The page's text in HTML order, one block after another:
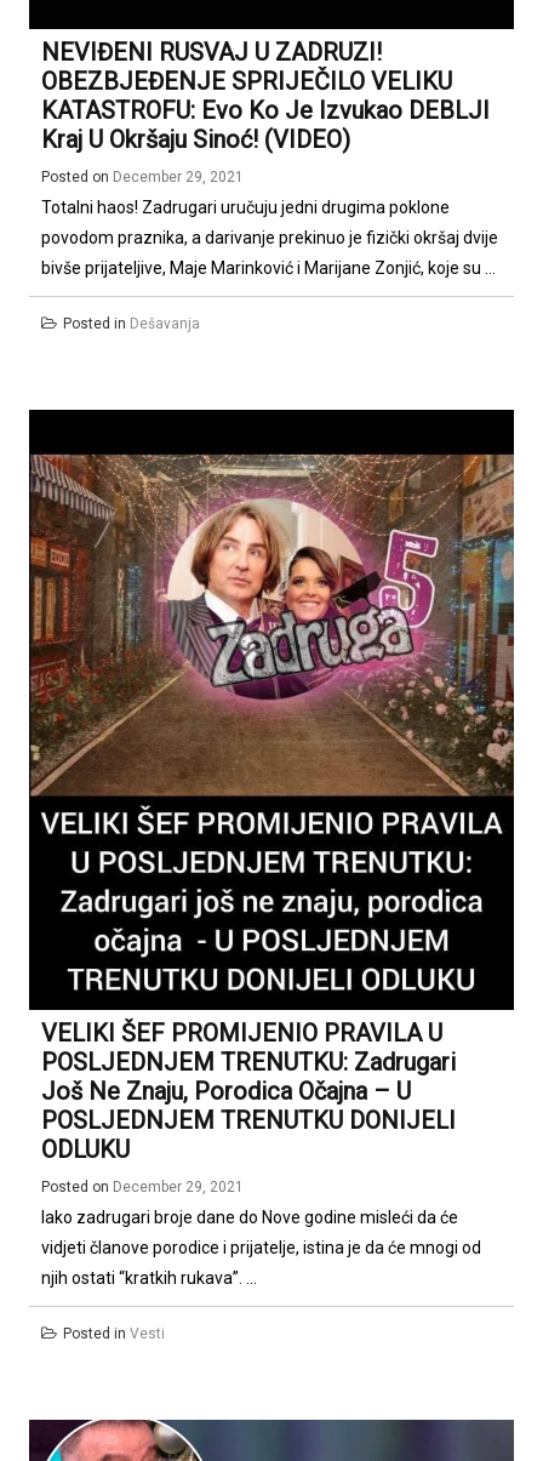
NEVIĐENI RUSVAJ U ZADRUZI!
OBEZBJEĐENJE SPRIJEČILO VELIKU
KATASTROFU: Evo Ko Je Izvukao DEBLJI
Kraj U Okršaju Sinoć! (VIDEO)
Posted on December 29, 2021
Totalni haos! Zadrugari uručuju jedni drugima poklone
povodom praznika, a darivanje prekinuo je fizički okršaj dvije
bivše prijateljive, Maje Marinković i Marijane Zonjić, koje su ...
Posted in Dešavanja
VELIKI ŠEF PROMIJENIO PRAVILA U
POSLJEDNJEM TRENUTKU: Zadrugari
Još Ne Znaju, Porodica Očajna – U
POSLJEDNJEM TRENUTKU DONIJELI
ODLUKU
Posted on December 29, 2021
Iako zadrugari broje dane do Nove godine misleći da će
vidjeti članove porodice i prijatelje, istina je da će mnogi od
njih ostati “kratkih rukava”. ...
Posted in Vesti